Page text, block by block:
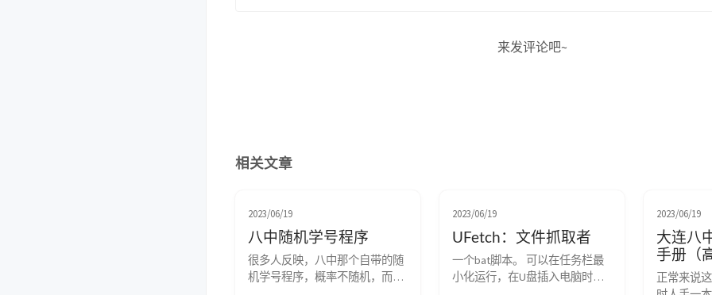
来发评论吧~
相关文章
2023/06/19
八中随机学号程序
很多人反映，八中那个自带的随
机学号程序，概率不随机，而且
2023/06/19
UFetch：文件抓取者
一个bat脚本。 可以在任务栏最
小化运行，在U盘插入电脑时，
2023/06/19
大连八
手册（
正常来说